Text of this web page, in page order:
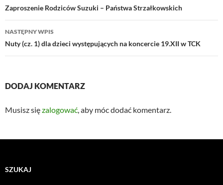
wpisu
Zaproszenie Rodziców Suzuki – Państwa Strzałkowskich
NASTĘPNY WPIS
Nuty (cz. 1) dla dzieci występujących na koncercie 19.XII w TCK
DODAJ KOMENTARZ
Musisz sięzalogować, aby móc dodać komentarz.
SZUKAJ